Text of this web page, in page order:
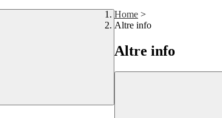
Home >
Altre info
Altre info